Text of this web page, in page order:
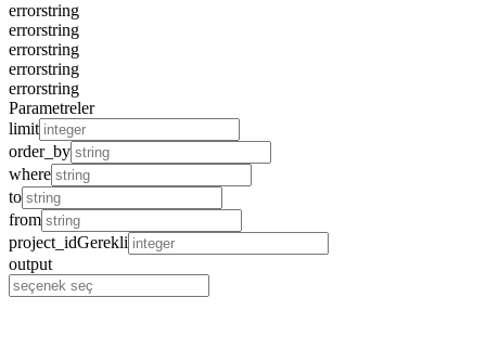
errorstring
errorstring
errorstring
errorstring
errorstring
Parametreler
limit
order_by
where
to
from
project_idGerekli
output